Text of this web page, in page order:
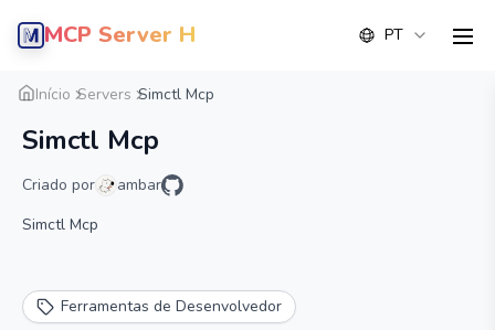
MCP Server Hub PT
Início Servers Simctl Mcp
Simctl Mcp
Criado por
ambar
Simctl Mcp
Ferramentas de Desenvolvedor
Visão geral